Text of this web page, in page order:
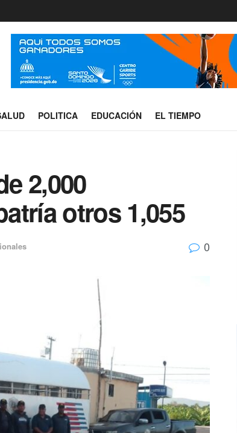
POLITICA EDUCACIÓN EL TIEMPO
2,000
otros 1,055
0